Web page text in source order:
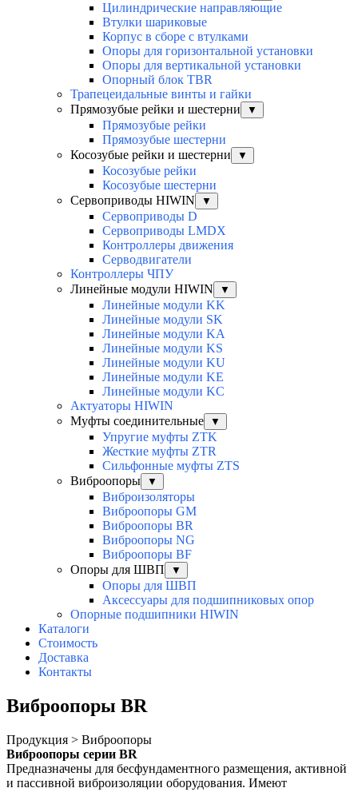
Цилиндрические направляющие
Втулки шариковые
Корпус в сборе с втулками
Опоры для горизонтальной установки
Опоры для вертикальной установки
Опорный блок TBR
Трапецеидальные винты и гайки
Прямозубые рейки и шестерни
▼
Прямозубые рейки
Прямозубые шестерни
Косозубые рейки и шестерни
▼
Косозубые рейки
Косозубые шестерни
Сервоприводы HIWIN
▼
Сервоприводы D
Сервоприводы LMDX
Контроллеры движения
Серводвигатели
Контроллеры ЧПУ
Линейные модули HIWIN
▼
Линейные модули KK
Линейные модули SK
Линейные модули KA
Линейные модули KS
Линейные модули KU
Линейные модули KE
Линейные модули KC
Актуаторы HIWIN
Муфты соединительные
▼
Упругие муфты ZTK
Жесткие муфты ZTR
Сильфонные муфты ZTS
Виброопоры
▼
Виброизоляторы
Виброопоры GM
Виброопоры BR
Виброопоры NG
Виброопоры BF
Опоры для ШВП
▼
Опоры для ШВП
Аксессуары для подшипниковых опор
Опорные подшипники HIWIN
Каталоги
Стоимость
Доставка
Контакты
Виброопоры BR
Продукция > Виброопоры
Виброопоры серии BR
Предназначены для бесфундаментного размещения, активной
и пассивной виброизоляции оборудования. Имеют